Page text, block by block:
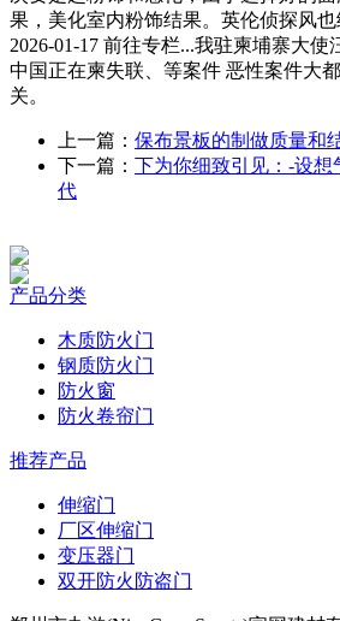
果，美化室内粉饰结果。英伦侦探风
2026-01-17 前往专栏...我驻柬埔寨大
中国正在柬失联、等案件 恶性案件大
关。
上一篇： 保布景板的制做质量和
下一篇： 下为你细致引见：-设
代
产品分类
木质防火门
钢质防火门
防火窗
防火卷帘门
推荐产品
伸缩门
厂区伸缩门
变压器门
双开防火防盗门